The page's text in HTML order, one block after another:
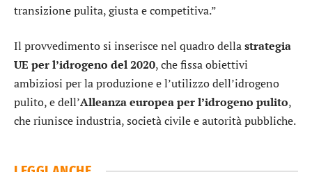
transizione pulita, giusta e competitiva.”
Il provvedimento si inserisce nel quadro dellastrategia
UE per l’idrogeno del 2020, che fissa obiettivi
ambiziosi per la produzione e l’utilizzo dell’idrogeno
pulito, e dell’Alleanza europea per l’idrogeno pulito,
che riunisce industria, società civile e autorità pubbliche.